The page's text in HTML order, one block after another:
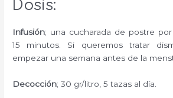
Dosis:
Infusión; una cucharada de postre
15 minutos. Si queremos tratar
empezar una semana antes de la
Decocción; 30 gr/litro, 5 tazas al día.